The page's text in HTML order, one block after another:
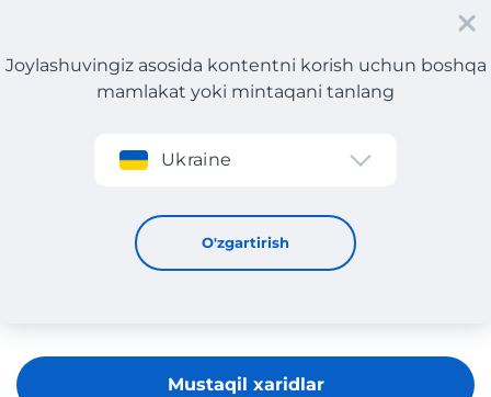
Roʻyxatdan oʻtish
Joylashuvingiz asosida kontentni korish uchun boshqa
mamlakat yoki mintaqani tanlang
Ukraine
O'zgartirish
Blooming Dales
Mustaqil xaridlar